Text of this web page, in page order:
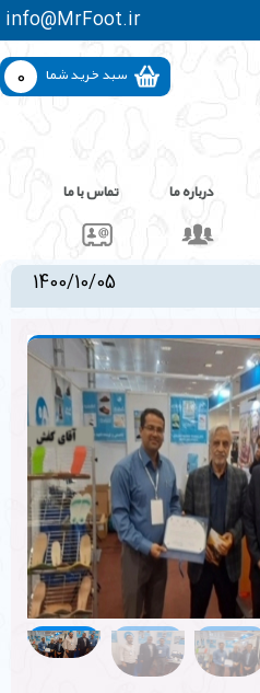
info@MrFoot.ir
0
سبد خرید شما
درباره ما تماس با ما
1400/10/05